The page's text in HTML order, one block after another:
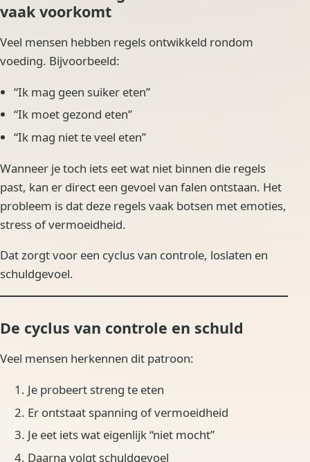
vaak voorkomt
Veel mensen hebben regels ontwikkeld rondom
voeding. Bijvoorbeeld:
“Ik mag geen suiker eten”
“Ik moet gezond eten”
“Ik mag niet te veel eten”
Wanneer je toch iets eet wat niet binnen die regels
past, kan er direct een gevoel van falen ontstaan. Het
probleem is dat deze regels vaak botsen met emoties,
stress of vermoeidheid.
Dat zorgt voor een cyclus van controle, loslaten en
schuldgevoel.
De cyclus van controle en schuld
Veel mensen herkennen dit patroon:
Je probeert streng te eten
Er ontstaat spanning of vermoeidheid
Je eet iets wat eigenlijk “niet mocht”
Daarna volgt schuldgevoel